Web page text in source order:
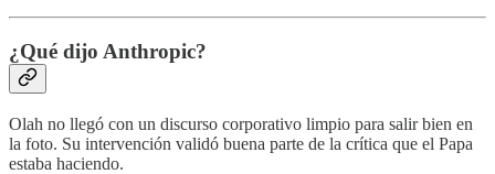
¿Qué dijo Anthropic?
Olah no llegó con un discurso corporativo limpio para salir bien en
la foto. Su intervención validó buena parte de la crítica que el Papa
estaba haciendo.